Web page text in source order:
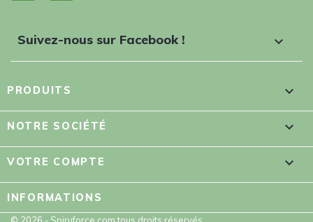
Suivez-nous sur Facebook ! 
PRODUITS 
NOTRE SOCIÉTÉ 
VOTRE COMPTE 
INFORMATIONS